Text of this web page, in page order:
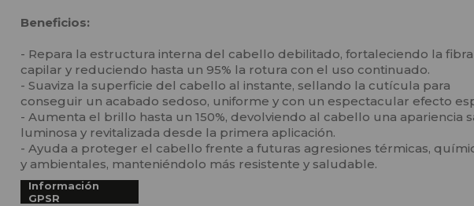
Beneficios:
- Repara la estructura interna del cabello debilitado, fortaleciendo la fibra
capilar y reduciendo hasta un 95% la rotura con el uso continuado.
- Suaviza la superficie del cabello al instante, sellando la cutícula para
conseguir un acabado sedoso, uniforme y con un espectacular efecto
- Aumenta el brillo hasta un 150%, devolviendo al cabello una apariencia
luminosa y revitalizada desde la primera aplicación.
- Ayuda a proteger el cabello frente a futuras agresiones térmicas,
y ambientales, manteniéndolo más resistente y saludable.
Información
GPSR